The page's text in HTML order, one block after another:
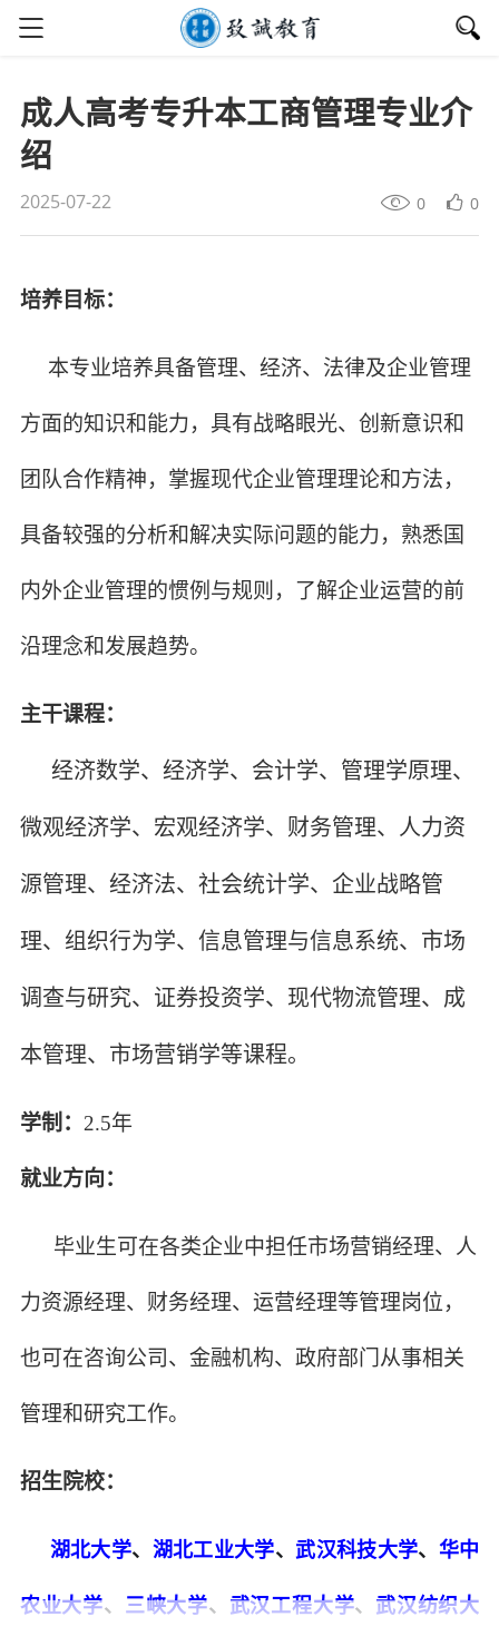
成人高考专升本工商管理专业介
绍
2025-07-22 0 0
培养目标：
本专业培养具备管理、经济、法律及企业管理
方面的知识和能力，具有战略眼光、创新意识和
团队合作精神，掌握现代企业管理理论和方法，
具备较强的分析和解决实际问题的能力，熟悉国
内外企业管理的惯例与规则，了解企业运营的前
沿理念和发展趋势。
主干课程：
经济数学、经济学、会计学、管理学原理、
微观经济学、宏观经济学、财务管理、人力资
源管理、经济法、社会统计学、企业战略管
理、组织行为学、信息管理与信息系统、市场
调查与研究、证券投资学、现代物流管理、成
本管理、市场营销学等课程。
学制： 2.5年
就业方向：
毕业生可在各类企业中担任市场营销经理、人
力资源经理、财务经理、运营经理等管理岗位，
也可在咨询公司、金融机构、政府部门从事相关
管理和研究工作。
招生院校：
湖北大学、 湖北工业大学、武汉科技大学、 华中
农业大学、 三峡大学、 武汉工程大学、 武汉纺织大